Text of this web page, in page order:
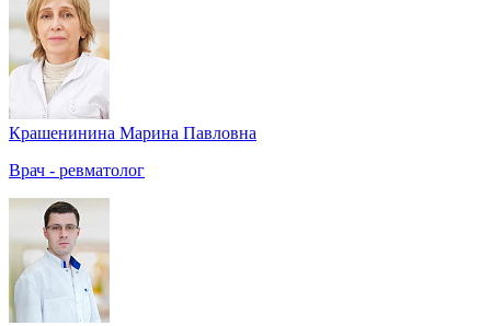
Крашенинина Марина Павловна
Врач - ревматолог